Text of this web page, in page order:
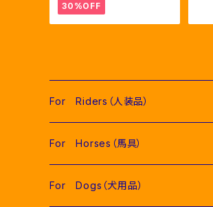
30%OFF
For Riders（人装品）
Men（男性用衣類）
Competition Jackets（競技用ジャケット）
Women（女性用衣類）
For Horses（馬具）
Pads（ゼッケン、パッド類）
For Dogs（犬用品）